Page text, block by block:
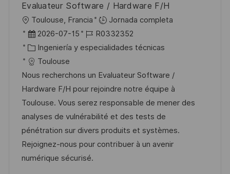
i
c
a
c
ó
n
Evaluateur Software / Hardware F/H
U
b
c
a
c
i
ó
n
Toulouse, Francia
Jornada completa
F
e
c
h
a
d
e
p
u
b
2026-07-15
I
D
e
e
m
p
l
e
o
R0332352
C
a
t
e
g
o
r
í
a
Ingeniería y especialidades técnicas
Toulouse
Nous recherchons un Evaluateur Software /
Hardware F/H pour rejoindre notre équipe à
Toulouse. Vous serez responsable de mener des
analyses de vulnérabilité et des tests de
pénétration sur divers produits et systèmes.
Rejoignez-nous pour contribuer à un avenir
numérique sécurisé.